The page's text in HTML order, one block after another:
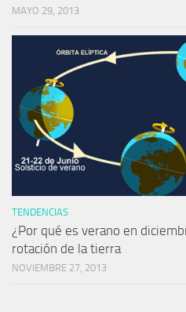
MAYO 29, 2013
TENDENCIAS
¿Por qué es verano en
rotación de la tierra
NOVIEMBRE 27, 2013